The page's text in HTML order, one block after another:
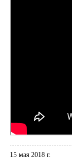
15 мая 2018 г.